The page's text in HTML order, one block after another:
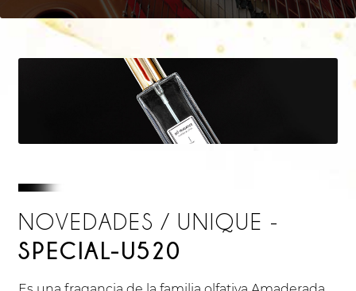
NOVEDADES / UNIQUE -
SPECIAL-U520